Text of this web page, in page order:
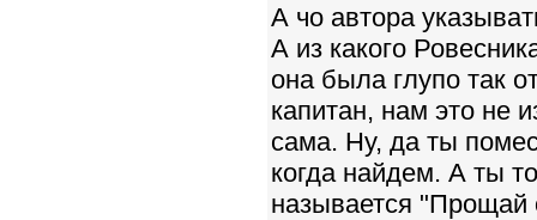
А чо автора
А из какого
она была глупо так
капитан, нам это не
сама. Ну, да ты
когда найдем. А ты
называется "Прощай